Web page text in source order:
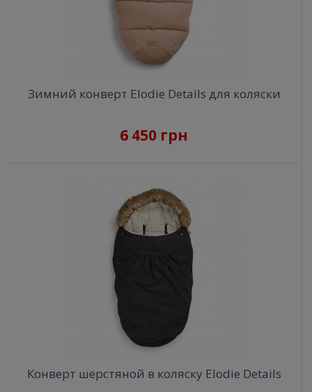
Зимний конверт Elodie Details для коляски
6 450 грн
Конверт шерстяной в коляску Elodie Details